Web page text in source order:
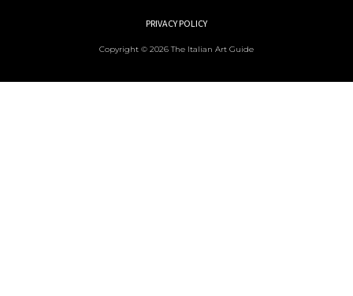
PRIVACY POLICY
Copyright © 2026 The Italian Art Guide